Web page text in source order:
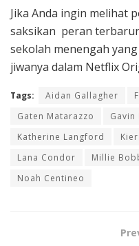
Jika Anda ingin melihat
saksikan peran
sekolah menengah
jiwanya dalam Netflix
Tags: Aidan Gallagher
Gaten Matarazzo
Gavin
Katherine Langford
Lana Condor
Millie
Noah Centineo